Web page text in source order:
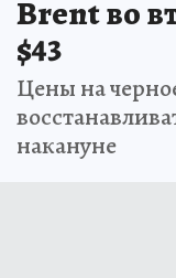
Brent во
$43
Цены на
накануне